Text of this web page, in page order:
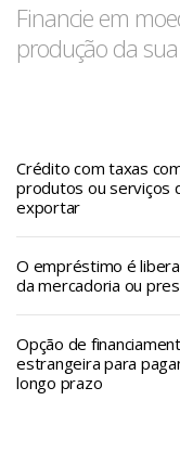
Financie em
produção da
Crédito com taxas
produtos ou serviços
exportar
O empréstimo é
da mercadoria ou
Opção de
estrangeira para
longo prazo